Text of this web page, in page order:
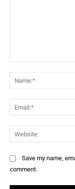
Save my name,
comment.